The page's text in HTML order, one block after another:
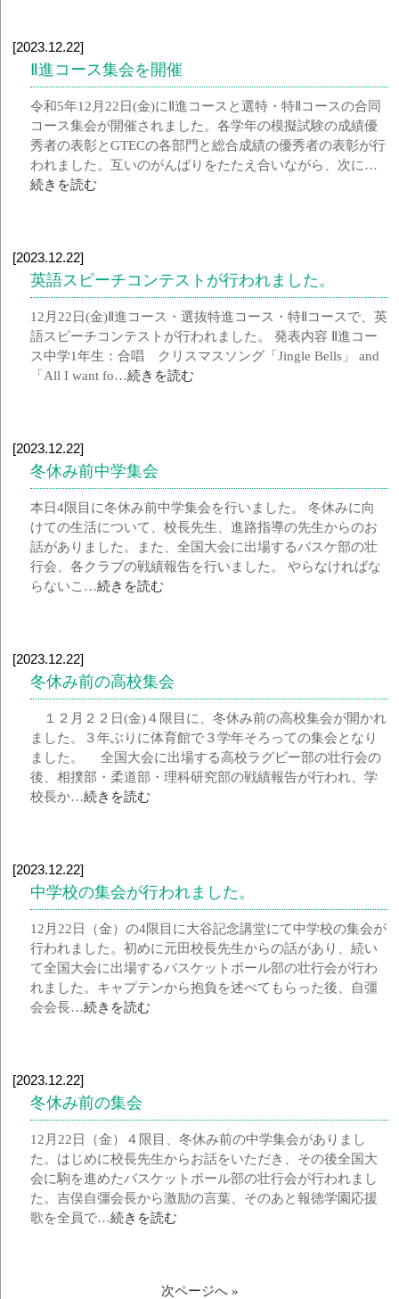
[2023.12.22]
Ⅱ進コース集会を開催
令和5年12月22日(金)にⅡ進コースと選特・特Ⅱコースの合同
コース集会が開催されました。各学年の模擬試験の成績優
秀者の表彰とGTECの各部門と総合成績の優秀者の表彰が行
われました。互いのがんばりをたたえ合いながら、次に…
続きを読む
[2023.12.22]
英語スピーチコンテストが行われました。
12月22日(金)Ⅱ進コース・選抜特進コース・特Ⅱコースで、英
語スピーチコンテストが行われました。 発表内容 Ⅱ進コー
ス中学1年生：合唱 クリスマスソング「Jingle Bells」 and
「All I want fo…続きを読む
[2023.12.22]
冬休み前中学集会
本日4限目に冬休み前中学集会を行いました。 冬休みに向
けての生活について、校長先生、進路指導の先生からのお
話がありました。また、全国大会に出場するバスケ部の壮
行会、各クラブの戦績報告を行いました。 やらなければな
らないこ…続きを読む
[2023.12.22]
冬休み前の高校集会
１２月２２日(金)４限目に、冬休み前の高校集会が開かれ
ました。３年ぶりに体育館で３学年そろっての集会となり
ました。 全国大会に出場する高校ラグビー部の壮行会の
後、相撲部・柔道部・理科研究部の戦績報告が行われ、学
校長か…続きを読む
[2023.12.22]
中学校の集会が行われました。
12月22日（金）の4限目に大谷記念講堂にて中学校の集会が
行われました。初めに元田校長先生からの話があり、続い
て全国大会に出場するバスケットボール部の壮行会が行わ
れました。キャプテンから抱負を述べてもらった後、自彊
会会長…続きを読む
[2023.12.22]
冬休み前の集会
12月22日（金）４限目、冬休み前の中学集会がありまし
た。はじめに校長先生からお話をいただき、その後全国大
会に駒を進めたバスケットボール部の壮行会が行われまし
た。吉俣自彊会長から激励の言葉、そのあと報徳学園応援
歌を全員で…続きを読む
次ページへ »